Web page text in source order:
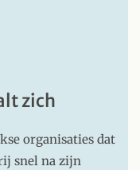
zich
organisaties dat
snel na zijn